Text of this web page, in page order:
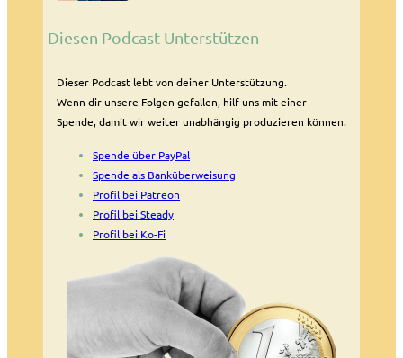
Diesen Podcast Unterstützen
Dieser Podcast lebt von deiner Unterstützung.
Wenn dir unsere Folgen gefallen, hilf uns mit einer
Spende, damit wir weiter unabhängig produzieren können.
Spende über PayPal
Spende als Banküberweisung
Profil bei Patreon
Profil bei Steady
Profil bei Ko-Fi